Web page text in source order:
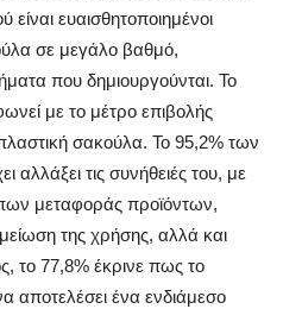
είναι ευαισθητοποιημένοι
σε μεγάλο βαθμό,
που δημιουργούνται. Το
με το μέτρο επιβολής
σακούλα. Το 95,2% των
αλλάξει τις συνήθειές του, με
μεταφοράς προϊόντων,
της χρήσης, αλλά και
το 77,8% έκρινε πως το
αποτελέσει ένα ενδιάμεσο